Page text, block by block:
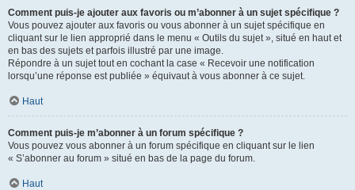
Comment puis-je ajouter aux favoris ou m’abonner à un sujet spécifique ?
Vous pouvez ajouter aux favoris ou vous abonner à un sujet spécifique en
cliquant sur le lien approprié dans le menu « Outils du sujet », situé en haut et
en bas des sujets et parfois illustré par une image.
Répondre à un sujet tout en cochant la case « Recevoir une notification
lorsqu’une réponse est publiée » équivaut à vous abonner à ce sujet.
Haut
Comment puis-je m’abonner à un forum spécifique ?
Vous pouvez vous abonner à un forum spécifique en cliquant sur le lien
« S’abonner au forum » situé en bas de la page du forum.
Haut